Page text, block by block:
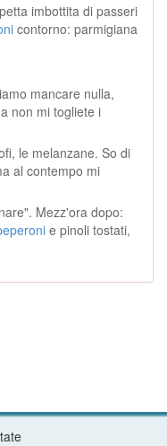
imbottita di passeri
contorno: parmigiana
mancare nulla,
non mi togliete i
le melanzane. So di
al contempo mi
Mezz'ora dopo:
e pinoli tostati,